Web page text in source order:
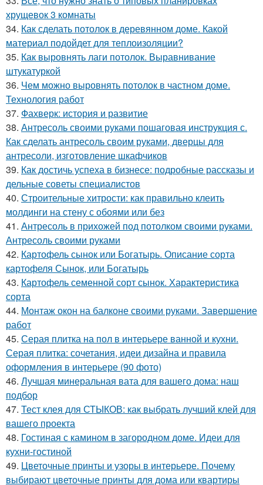
хрущевок 3 комнаты
34. Как сделать потолок в деревянном доме. Какой
материал подойдет для теплоизоляции?
35. Как выровнять лаги потолок. Выравнивание
штукатуркой
36. Чем можно выровнять потолок в частном доме.
Технология работ
37. Фахверк: история и развитие
38. Антресоль своими руками пошаговая инструкция с.
Как сделать антресоль своим руками, дверцы для
антресоли, изготовление шкафчиков
39. Как достичь успеха в бизнесе: подробные рассказы и
дельные советы специалистов
40. Строительные хитрости: как правильно клеить
молдинги на стену с обоями или без
41. Антресоль в прихожей под потолком своими руками.
Антресоль своими руками
42. Картофель сынок или Богатырь. Описание сорта
картофеля Сынок, или Богатырь
43. Картофель семенной сорт сынок. Характеристика
сорта
44. Монтаж окон на балконе своими руками. Завершение
работ
45. Серая плитка на пол в интерьере ванной и кухни.
Серая плитка: сочетания, идеи дизайна и правила
оформления в интерьере (90 фото)
46. Лучшая минеральная вата для вашего дома: наш
подбор
47. Тест клея для СТЫКОВ: как выбрать лучший клей для
вашего проекта
48. Гостиная с камином в загородном доме. Идеи для
кухни-гостиной
49. Цветочные принты и узоры в интерьере. Почему
выбирают цветочные принты для дома или квартиры